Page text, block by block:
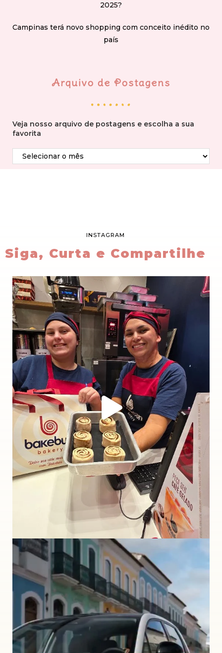
2025?
Campinas terá novo shopping com conceito inédito no
país
Arquivo de Postagens
Veja nosso arquivo de postagens e escolha a sua
favorita
INSTAGRAM
Siga, Curta e Compartilhe